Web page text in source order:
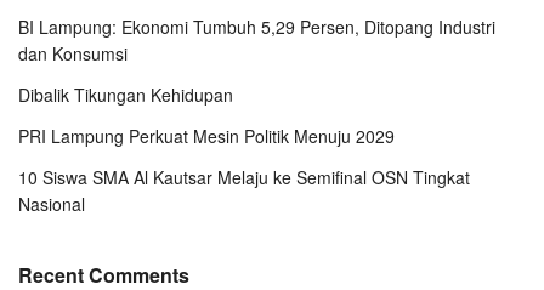
BI Lampung: Ekonomi Tumbuh 5,29 Persen, Ditopang Industri
dan Konsumsi
Dibalik Tikungan Kehidupan
PRI Lampung Perkuat Mesin Politik Menuju 2029
10 Siswa SMA Al Kautsar Melaju ke Semifinal OSN Tingkat
Nasional
Recent Comments